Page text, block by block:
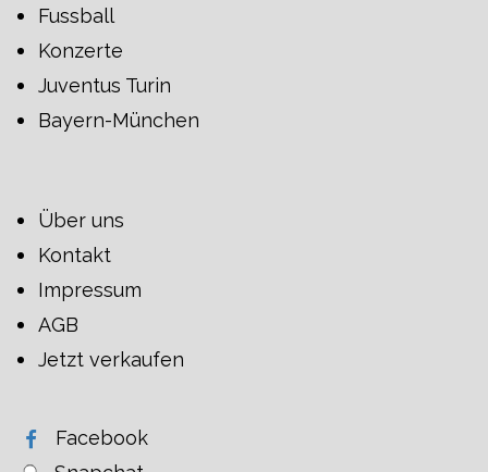
Fussball
Konzerte
Juventus Turin
Bayern-München
Über uns
Kontakt
Impressum
AGB
Jetzt verkaufen
Facebook